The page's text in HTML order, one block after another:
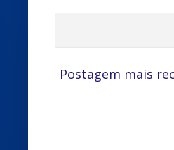
Postagem mais